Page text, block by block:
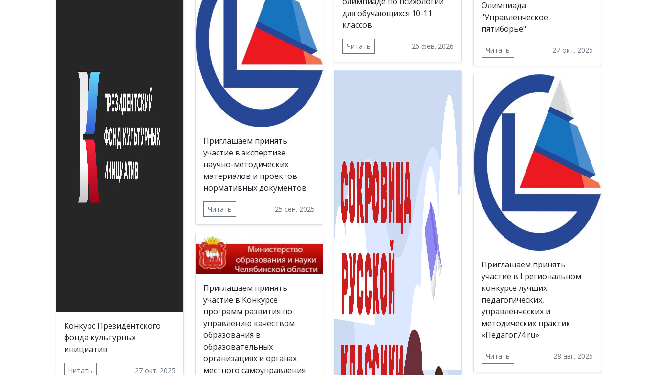
для обучающихся 10-11
классов
Читать 26 фев. 2026
Олимпиада
"Управленческое
пятиборье"
Читать 27 окт. 2025
Конкурс Президентского
фонда культурных
инициатив
Читать 27 окт. 2025
Приглашаем принять
участие в экспертизе
научно-методических
материалов и проектов
нормативных документов
Читать 25 сен. 2025
Приглашаем принять
участие в I региональном
конкурсе лучших
педагогических,
управленческих и
методических практик
«Педагог74.ru».
Читать 28 авг. 2025
Приглашаем принять
участие в Конкурсе
программ развития по
управлению качеством
образования в
образовательных
организациях и органах
местного самоуправления